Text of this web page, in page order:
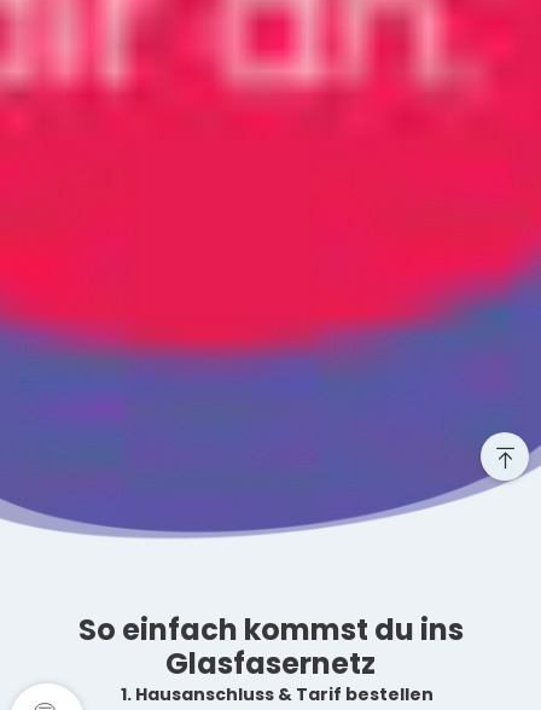
So einfach kommst du ins
Glasfasernetz
1. Hausanschluss & Tarif bestellen